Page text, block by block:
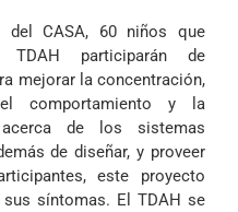
del CASA, 60 niños que
TDAH participarán de
mejorar la concentración,
comportamiento y la
de los sistemas
de diseñar, y proveer
este proyecto
síntomas. El TDAH se